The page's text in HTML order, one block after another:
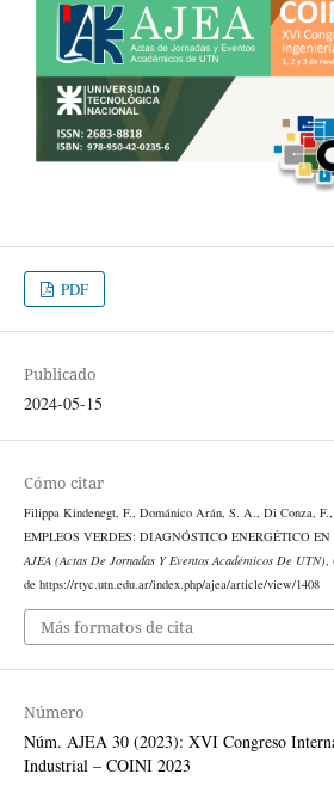
PDF
Publicado
2024-05-15
Cómo citar
Filippa Kindenegt, F., Dománico Arán, S. A., Di Conza,
EMPLEOS VERDES: DIAGNÓSTICO ENERGÉTICO EN
AJEA (Actas De Jornadas Y Eventos Académicos De UTN),
de https://rtyc.utn.edu.ar/index.php/ajea/article/view/1408
Más formatos de cita
Número
Núm. AJEA 30 (2023): XVI Congreso
Industrial – COINI 2023